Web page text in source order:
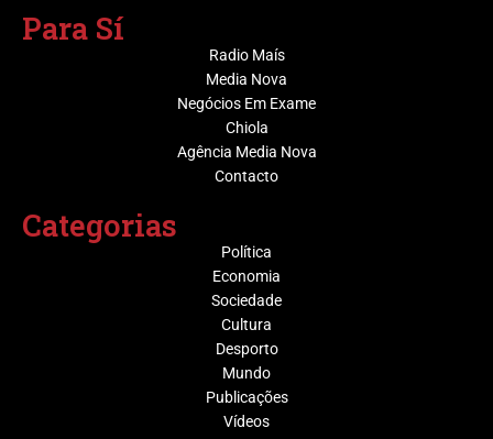
Para Sí
Radio Maís
Media Nova
Negócios Em Exame
Chiola
Agência Media Nova
Contacto
Categorias
Política
Economia
Sociedade
Cultura
Desporto
Mundo
Publicações
Vídeos